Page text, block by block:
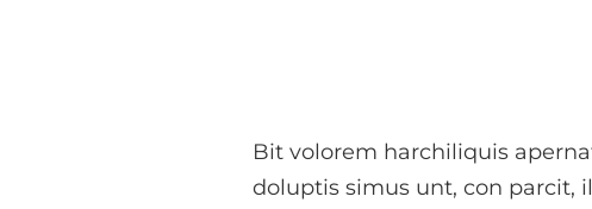
Bit volorem harchiliquis
doluptis simus unt, con parcit,